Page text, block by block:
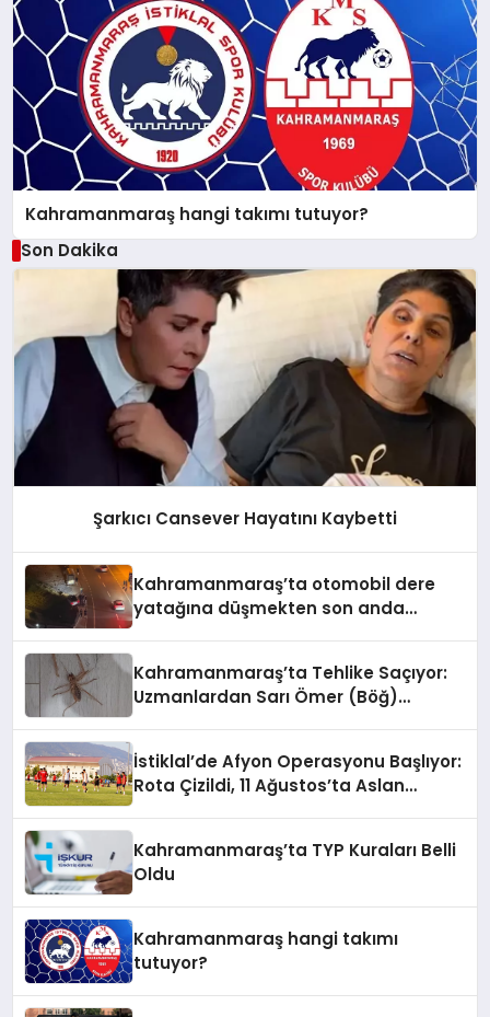
Kahramanmaraş hangi takımı tutuyor?
Son Dakika
Şarkıcı Cansever Hayatını Kaybetti
Kahramanmaraş’ta otomobil dere
yatağına düşmekten son anda
Kahramanmaraş’ta Tehlike Saçıyor:
Uzmanlardan Sarı Ömer (Böğ)
İstiklal’de Afyon Operasyonu Başlıyor:
Rota Çizildi, 11 Ağustos’ta Aslan
Kahramanmaraş’ta TYP Kuraları Belli
Oldu
Kahramanmaraş hangi takımı
tutuyor?